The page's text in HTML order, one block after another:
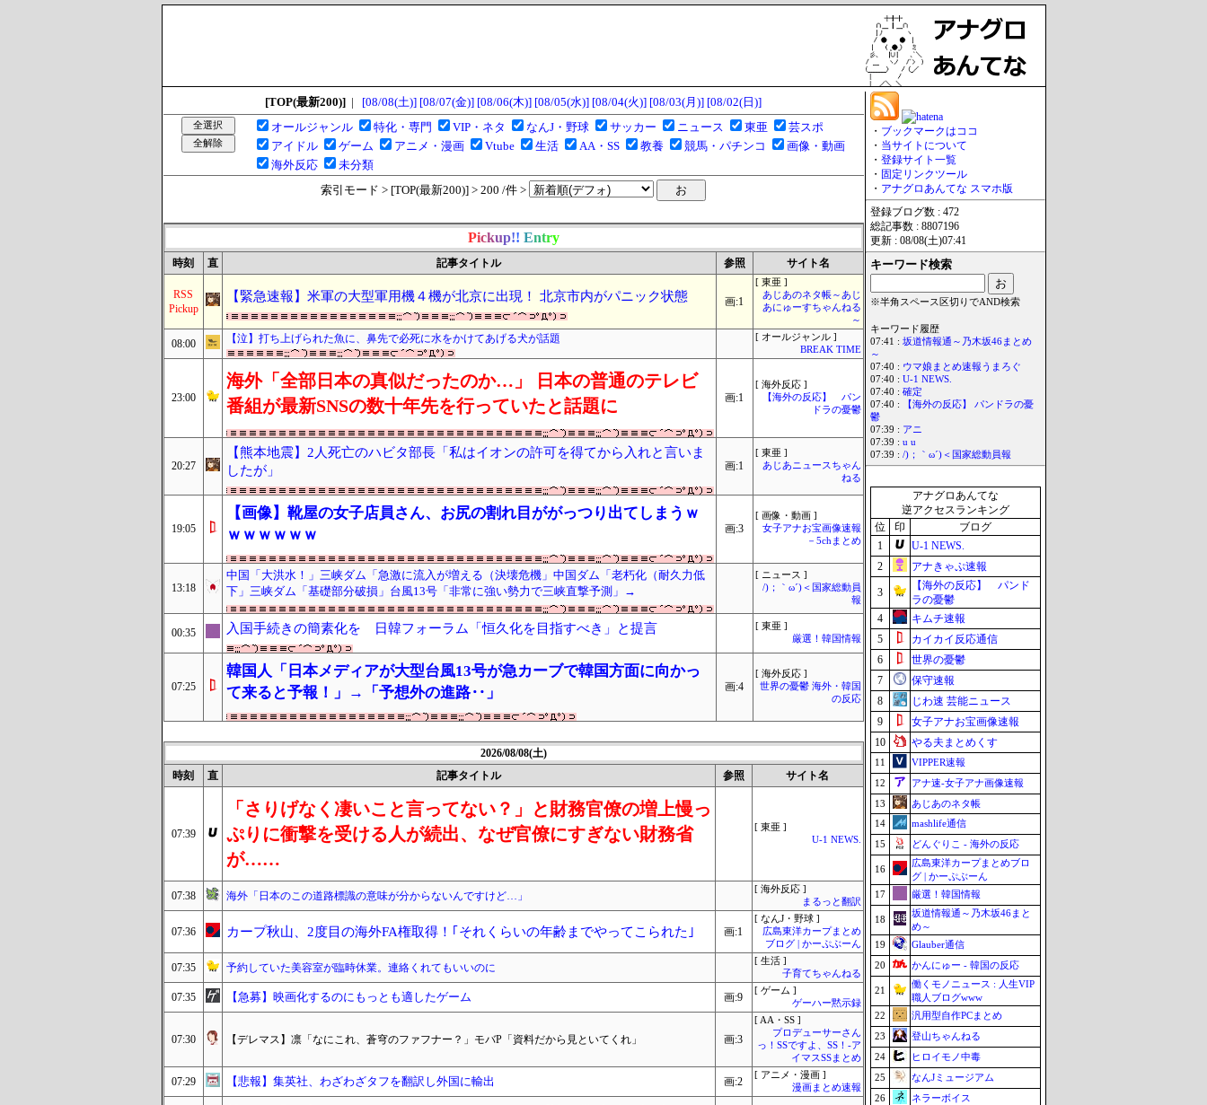
[TOP(最新200)] | [08/08(土)] [08/07(金)] [08/06(木)] [08/05(水)] [08/04(火)] [08/03(月)] [08/02(日)]
オールジャンル
特化・専門 VIP・ネタ なんJ・野球 サッカー ニュース 東亜
芸スポ
アイドル
ゲーム アニメ・漫画 Vtube 生活 AA・SS 教養 競馬・パチンコ
画像・動画
海外反応
未分類
索引モード > [TOP(最新200)] > 200 /件 >
Pickup!! Entry
時刻 直 記事タイトル 参照 サイト名
RSS
Pickup
【緊急速報】米軍の大型軍用機４機が北京に出現！ 北京市内がパニック状態 画:1
[ 東亜 ]
あじあのネタ帳～あじ
あにゅーすちゃんねる
～
08:00 【泣】打ち上げられた魚に、鼻先で必死に水をかけてあげる犬が話題
[ オールジャンル ]
BREAK TIME
23:00
海外「全部日本の真似だったのか…」 日本の普通のテレビ
番組が最新SNSの数十年先を行っていたと話題に
画:1
[ 海外反応 ]
【海外の反応】 パン
ドラの憂鬱
20:27
【熊本地震】2人死亡のハビタ部長「私はイオンの許可を得てから入れと言いま
したが」
画:1
[ 東亜 ]
あじあニュースちゃん
ねる
19:05
【画像】靴屋の女子店員さん、お尻の割れ目ががっつり出てしまうｗ
ｗｗｗｗｗｗ
画:3
[ 画像・動画 ]
女子アナお宝画像速報
－5chまとめ
13:18
中国「大洪水！」三峡ダム「急激に流入が増える（決壊危機」中国ダム「老朽化（耐久力低
下」三峡ダム「基礎部分破損」台風13号「非常に強い勢力で三峡直撃予測」→
[ ニュース ]
/)；｀ω´)＜国家総動員
報
00:35 入国手続きの簡素化を 日韓フォーラム「恒久化を目指すべき」と提言
[ 東亜 ]
厳選！韓国情報
07:25
韓国人「日本メディアが大型台風13号が急カーブで韓国方面に向かっ
て来ると予報！」→「予想外の進路‥」
画:4
[ 海外反応 ]
世界の憂鬱 海外・韓国
の反応
2026/08/08(土)
時刻
直 記事タイトル 参照 サイト名
07:39
「さりげなく凄いこと言ってない？」と財務官僚の増上慢っ
ぷりに衝撃を受ける人が続出、なぜ官僚にすぎない財務省
が……
[ 東亜 ]
U-1 NEWS.
07:38 海外「日本のこの道路標識の意味が分からないんですけど…」
[ 海外反応 ]
まるっと翻訳
07:36 カープ秋山、2度目の海外FA権取得！｢それくらいの年齢までやってこられた｣ 画:1
[ なんJ・野球 ]
広島東洋カープまとめ
ブログ | かーぷぶーん
07:35 予約していた美容室が臨時休業。連絡くれてもいいのに
[ 生活 ]
子育てちゃんねる
07:35 【急募】映画化するのにもっとも適したゲーム 画:9
[ ゲーム ]
ゲーハー黙示録
07:30 【デレマス】凛「なにこれ、蒼穹のファフナー？」モバP「資料だから見といてくれ」 画:3
[ AA・SS ]
プロデューサーさん
っ！SSですよ、SS！-ア
イマスSSまとめ
07:29 【悲報】集英社、わざわざタフを翻訳し外国に輸出 画:2
[ アニメ・漫画 ]
漫画まとめ速報
・ ブックマークはココ
・ 当サイトについて
・ 登録サイト一覧
・ 固定リンクツール
・ アナグロあんてな スマホ版
登録ブログ数 : 472
総記事数 : 8807196
更新 : 08/08(土)07:41
キーワード検索
※半角スペース区切りでAND検索
キーワード履歴
07:41 : 坂道情報通～乃木坂46まとめ
～
07:40 : ウマ娘まとめ速報うまろぐ
07:40 : U-1 NEWS.
07:40 : 確定
07:40 :
【海外の反応】 パンドラの憂
鬱
07:39 : アニ
07:39 : u u
07:39 : /)；｀ω´)＜国家総動員報
アナグロあんてな
逆アクセスランキング
位
印
ブログ
1
U-1 NEWS.
2
アナきゃぷ速報
3
【海外の反応】 パンド
ラの憂鬱
4
キムチ速報
5
カイカイ反応通信
6
世界の憂鬱
7
保守速報
8
じわ速 芸能ニュース
9
女子アナお宝画像速報
10
やる夫まとめくす
11
VIPPER速報
12
アナ速‐女子アナ画像速報
13
あじあのネタ帳
14
mashlife通信
15
どんぐりこ - 海外の反応
16
広島東洋カープまとめブロ
グ | かーぷぶーん
17
厳選！韓国情報
18
坂道情報通～乃木坂46まと
め～
19
Glauber通信
20
かんにゅー - 韓国の反応
21
働くモノニュース : 人生VIP
職人ブログwww
22
汎用型自作PCまとめ
23
登山ちゃんねる
24
ヒロイモノ中毒
25
なんJミュージアム
26
ネラーボイス